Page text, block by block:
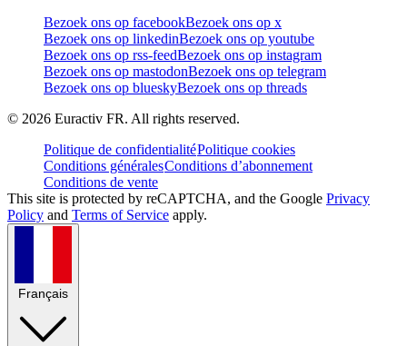
Bezoek ons op facebookBezoek ons op x
Bezoek ons op linkedinBezoek ons op youtube
Bezoek ons op rss-feedBezoek ons op instagram
Bezoek ons op mastodonBezoek ons op telegram
Bezoek ons op blueskyBezoek ons op threads
© 2026 Euractiv FR. All rights reserved.
Politique de confidentialitéPolitique cookies
Conditions généralesConditions d’abonnement
Conditions de vente
This site is protected by reCAPTCHA, and the Google Privacy
Policy and Terms of Service apply.
Français